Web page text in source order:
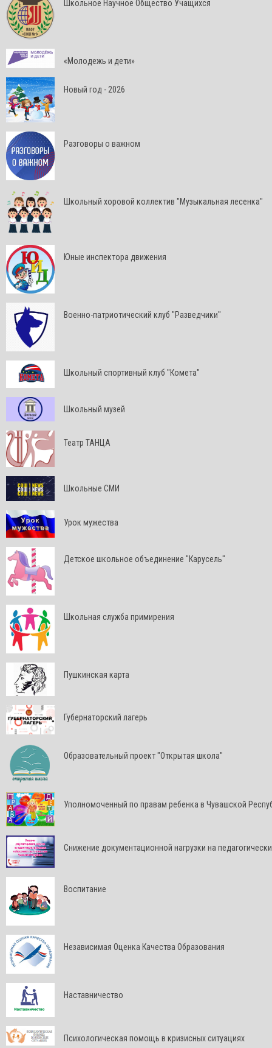
Школьное Научное Общество Учащихся
«Молодежь и дети»
Новый год - 2026
Разговоры о важном
Школьный хоровой коллектив "Музыкальная лесенка"
Юные инспектора движения
Военно-патриотический клуб "Разведчики"
Школьный спортивный клуб "Комета"
Школьный музей
Театр ТАНЦА
Школьные СМИ
Урок мужества
Детское школьное объединение "Карусель"
Школьная служба примирения
Пушкинская карта
Губернаторский лагерь
Образовательный проект "Открытая школа"
Уполномоченный по правам ребенка в Чувашской
Снижение документационной нагрузки на
Воспитание
Независимая Оценка Качества Образования
Наставничество
Психологическая помощь в кризисных ситуациях